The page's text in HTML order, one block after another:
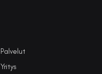
Palvelut
Yritys